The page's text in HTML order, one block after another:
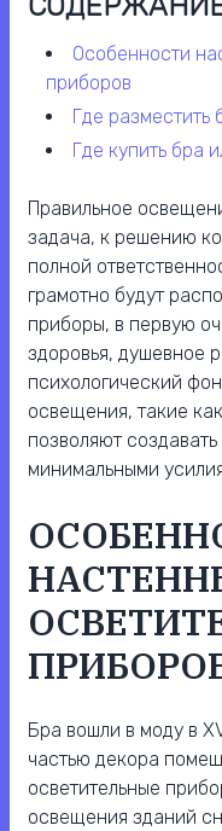
особенности настенных осветительных
приборов
где
где купить бра
Правильное
задача, к решению
полной
грамотно будут
приборы, в первую
здоровья, душевное
психологический
освещения, такие
позволяют
минимальными
Бра вошли в моду в
частью декора
осветительные
освещения зданий